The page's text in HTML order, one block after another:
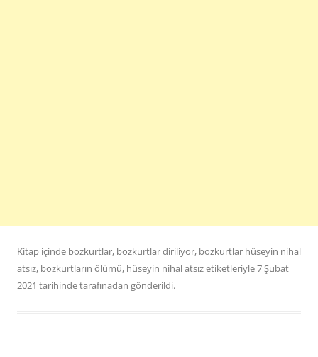
Kitap içinde bozkurtlar, bozkurtlar diriliyor, bozkurtlar hüseyin nihal
atsız, bozkurtların ölümü, hüseyin nihal atsızetiketleriyle7 Şubat
2021 tarihindetarafınadan gönderildi.